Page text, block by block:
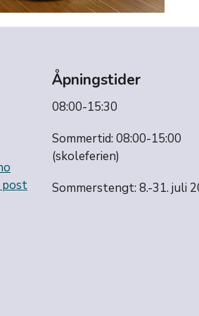
post
Åpningstider
08:00-15:30
Sommertid: 08:00-15:00
(skoleferien)
Sommerstengt: 8.-31. juli